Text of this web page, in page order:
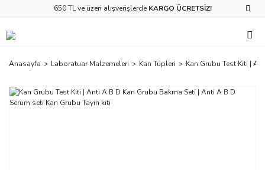
650 TL ve üzeri alışverişlerde KARGO ÜCRETSİZ!
Anasayfa Laboratuar Malzemeleri Kan Tüpleri Kan Grubu Test Kiti |